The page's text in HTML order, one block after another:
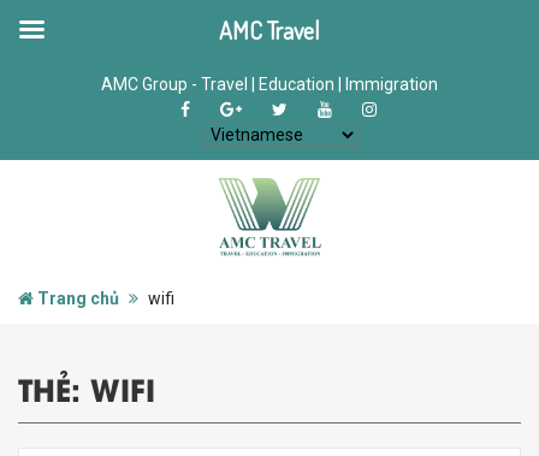
AMC Group - Travel | Education | Immigration
Trang chủ wifi
THẺ: WIFI
AMC Travel